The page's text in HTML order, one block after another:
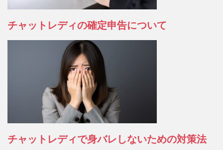
チャットレディの確定申告について
チャットレディで身バレしないための対策法